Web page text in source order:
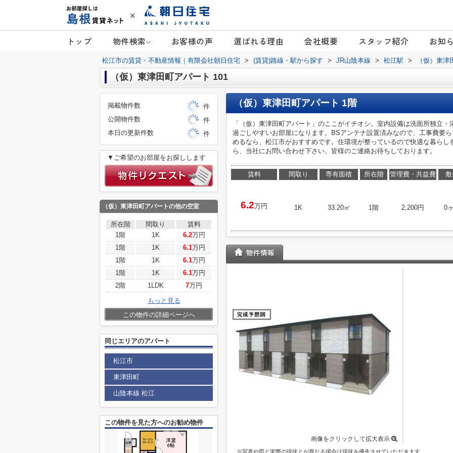
トップ 物件検索 お客様の声 選ばれる理由 会社概要 スタッフ紹介 お知
松江市の賃貸・不動産情報｜有限会社朝日住宅 > (賃貸)路線・駅から探す > JR山陰本線 > 松江駅 > （仮）東
（仮）東津田町アパート 101
（仮）東津田町アパート 1階
「（仮）東津田町アパート」のここがイチオシ。室内設備は洗面所独立
過ごしやすいお部屋になります。BSアンテナ設置済みなので、工事費要
めるなら、松江市がおすすめです。住環境が整っているので快適な暮ら
ら、当社にお問い合わせ下さい。皆様のご連絡お待ちしております。
賃料
6.2万円
間取り
1K
専有面積
33.20㎡
所在階
1階
管理費・共益費
2,200円 0
画像をクリックして拡大表示
※写真や図と実際の現状とが異なる場合は現状を優先させていただきます。
掲載物件数
件
公開物件数
件
本日の更新件数
件
▼ご希望のお部屋をお探しします
（仮）東津田町アパートの他の空室
所在階 間取り
賃料
1階
1K 6.2万円
1階
1K 6.1万円
1階
1K 6.1万円
1階
1K 6.1万円
2階
1LDK 7万円
もっと見る
この物件の詳細ページへ
同じエリアのアパート
松江市
東津田町
山陰本線 松江
この物件を見た方へのお勧め物件